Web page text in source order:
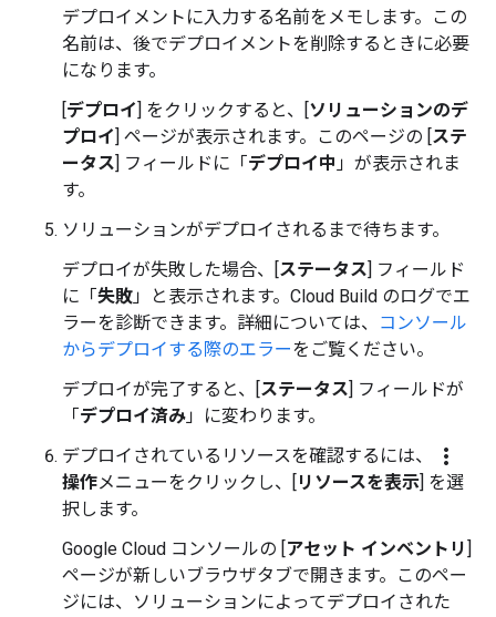
デプロイメントに入力する名前をメモします。この
名前は、後でデプロイメントを削除するときに必要
になります。
[デプロイ] をクリックすると、[ソリューションのデ
プロイ] ページが表示されます。このページの [ステ
ータス] フィールドに「デプロイ中」が表示されま
す。
ソリューションがデプロイされるまで待ちます。
デプロイが失敗した場合、[ステータス] フィールド
に「失敗」と表示されます。Cloud Build のログでエ
ラーを診断できます。詳細については、
コンソール
からデプロイする際のエラーをご覧ください。
デプロイが完了すると、[ステータス] フィールドが
「デプロイ済み」に変わります。
デプロイされているリソースを確認するには、
more_vert
操作メニューをクリックし、[リソースを表示] を選
択します。
Google Cloud コンソールの [アセット インベントリ]
ページが新しいブラウザタブで開きます。このペー
ジには、ソリューションによってデプロイされた